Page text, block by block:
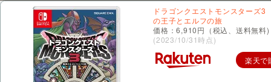
ドラゴンクエストモンスターズ
の王子とエルフの旅
価格：6,910円（税込、送料無料)
(2023/10/31時点)
楽天で